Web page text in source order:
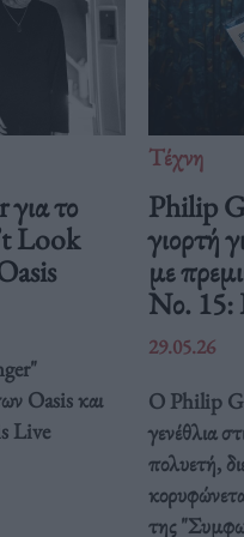
για το
Look
Oasis και
Live
Τέχνη
Philip
γιορτή
με
Νο. 15:
29.05.26
Ο Philip
γενέθλια
πολυετή,
της